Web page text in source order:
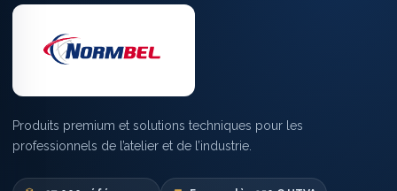
Produits premium et solutions techniques pour les
professionnels de l’atelier et de l’industrie.